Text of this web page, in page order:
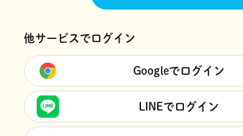
他サービスでログイン
Googleでログイン
LINEでログイン